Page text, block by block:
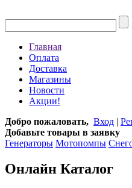
Главная
Оплата
Доставка
Магазины
Новости
Акции!
Добро пожаловать, Вход |
Добавьте товары в заявку
Генераторы Мотопомпы
Онлайн Каталог